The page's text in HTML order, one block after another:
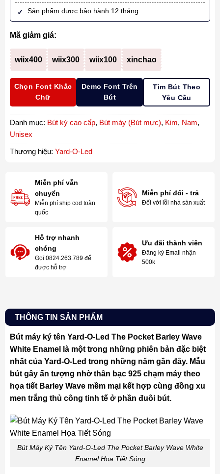
Sản phẩm được bảo hành 12 tháng
Mã giảm giá:
wiix400 wiix300 wiix100 xinchao
Chọn Font Khắc
Chữ
Demo Font Trên
Bút
Tìm Bút Theo
Yêu Cầu
Danh mục: Bút ký cao cấp, Bút máy (Bút mực), Kim, Nam,
Unisex
Thương hiệu: Yard-O-Led
Miễn phí vẫn
chuyển
Miễn phí ship cod toàn
quốc
Miễn phí đổi - trả
Đối với lỗi nhà sản xuất
Hỗ trợ nhanh
chóng
Gọi 0824.263.789 để
được hỗ trợ
Ưu đãi thành viên
Đăng ký Email nhận
500k
THÔNG TIN SẢN PHẨM
Bút máy ký tên Yard-O-Led The Pocket Barley Wave
White Enamel là một trong những phiên bản đặc biệt
nhất của Yard-O-Led trong những năm gần đây. Mẫu
bút gây ấn tượng nhờ thân bạc 925 chạm máy theo
họa tiết Barley Wave mềm mại kết hợp cùng đồng xu
men trắng thủ công tinh tế ở phần đuôi bút.
Bút Máy Ký Tên Yard-O-Led The Pocket Barley Wave White
Enamel Họa Tiết Sóng